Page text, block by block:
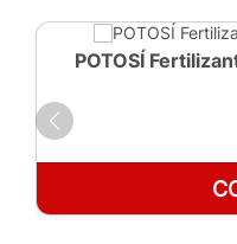
POTOSÍ